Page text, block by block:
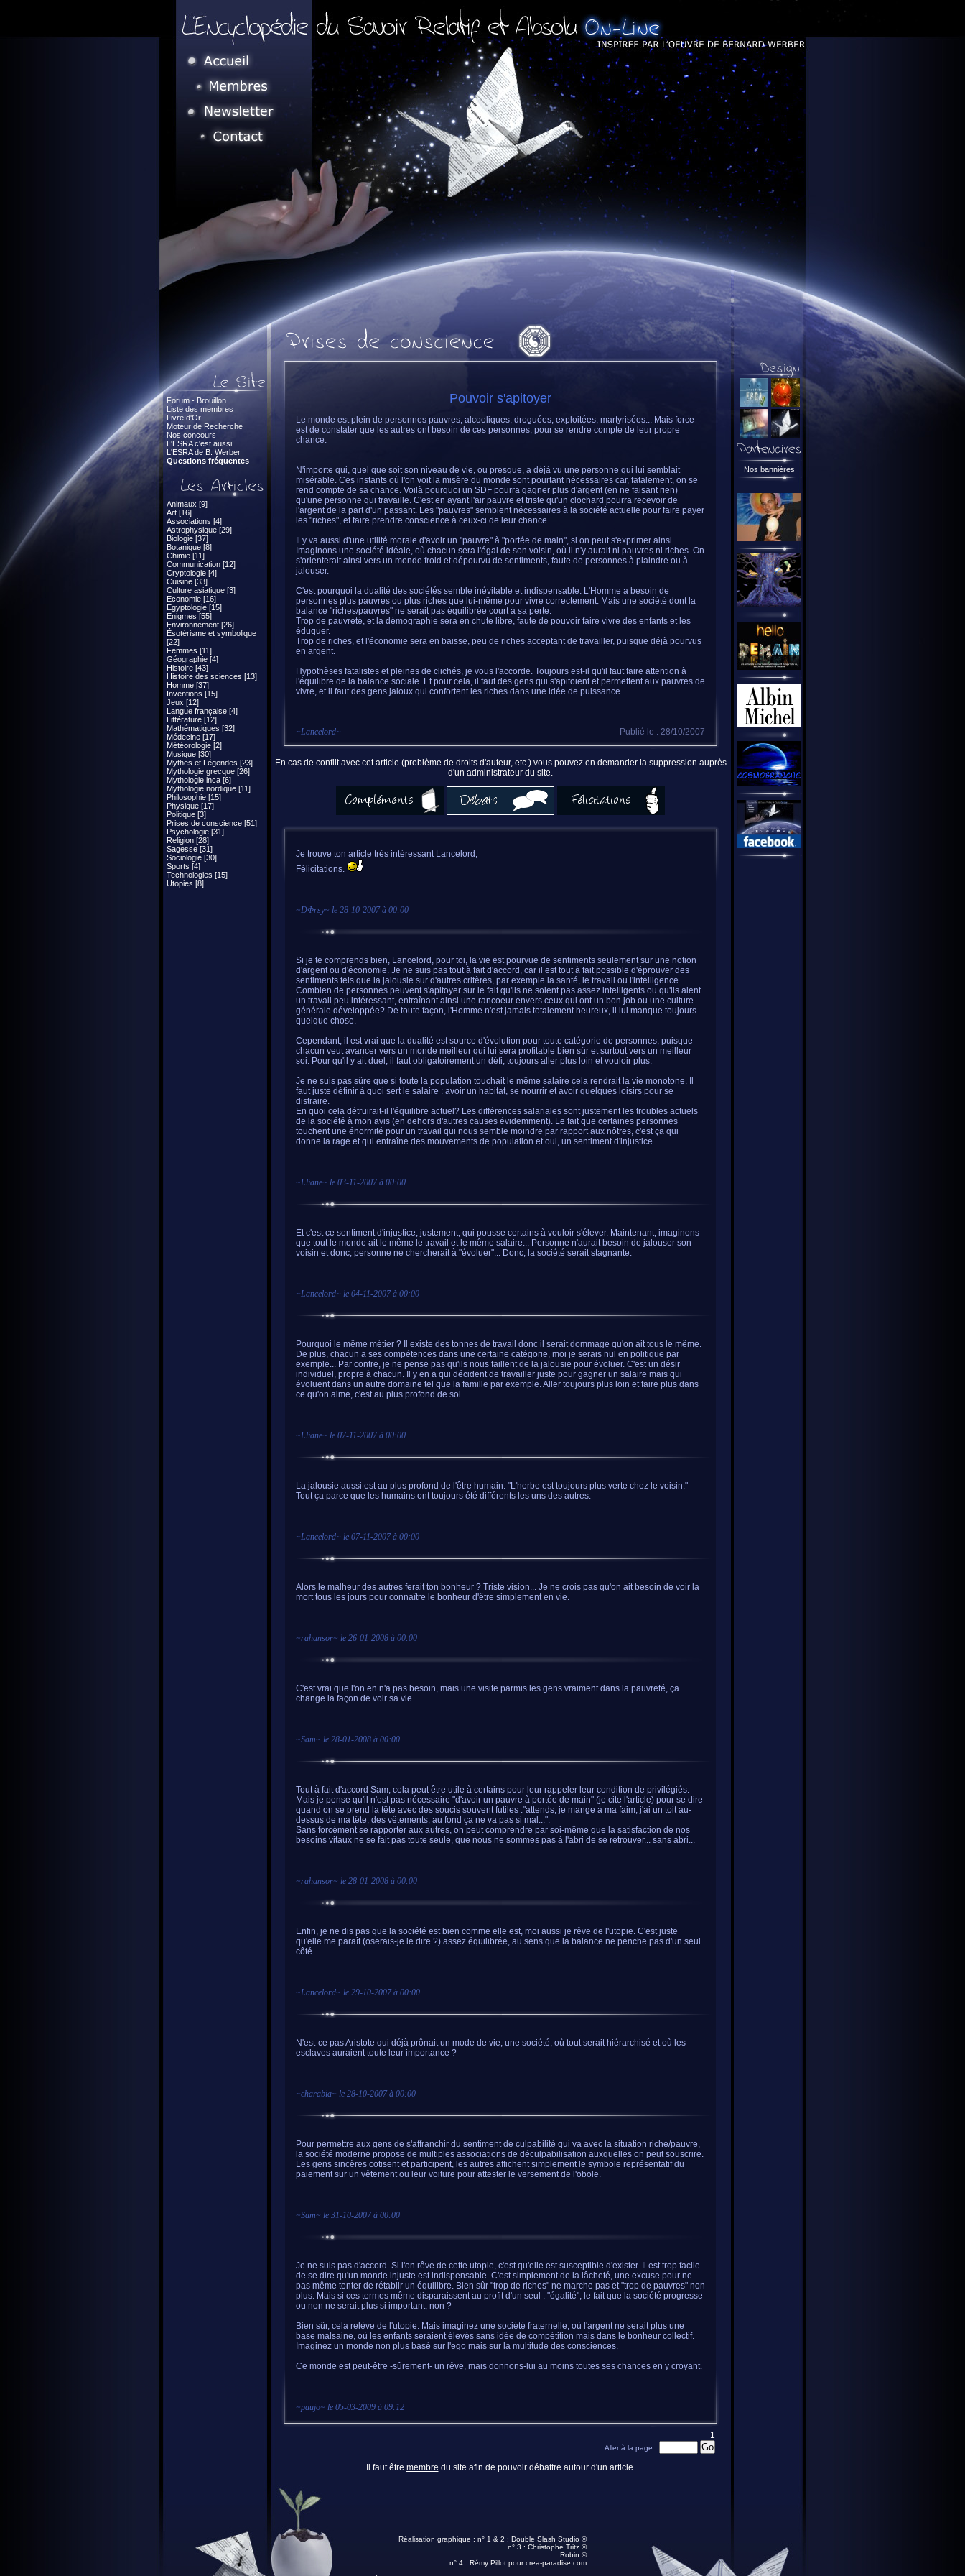
Forum - Brouillon
Liste des membres
Livre d'Or
Moteur de Recherche
Nos concours
L'ESRA c'est aussi...
L'ESRA de B. Werber
Questions fréquentes
Animaux [9]
Art [16]
Associations [4]
Astrophysique [29]
Biologie [37]
Botanique [8]
Chimie [11]
Communication [12]
Cryptologie [4]
Cuisine [33]
Culture asiatique [3]
Economie [16]
Egyptologie [15]
Enigmes [55]
Environnement [26]
Ésotérisme et symbolique
[22]
Femmes [11]
Géographie [4]
Histoire [43]
Histoire des sciences [13]
Homme [37]
Inventions [15]
Jeux [12]
Langue française [4]
Littérature [12]
Mathématiques [32]
Médecine [17]
Météorologie [2]
Musique [30]
Mythes et Légendes [23]
Mythologie grecque [26]
Mythologie inca [6]
Mythologie nordique [11]
Philosophie [15]
Physique [17]
Politique [3]
Prises de conscience [51]
Psychologie [31]
Religion [28]
Sagesse [31]
Sociologie [30]
Sports [4]
Technologies [15]
Utopies [8]
Pouvoir s'apitoyer
Le monde est plein de personnes pauvres, alcooliques, droguées, exploitées, martyrisées... Mais force
est de constater que les autres ont besoin de ces personnes, pour se rendre compte de leur propre
chance.
N'importe qui, quel que soit son niveau de vie, ou presque, a déjà vu une personne qui lui semblait
misérable. Ces instants où l'on voit la misère du monde sont pourtant nécessaires car, fatalement, on se
rend compte de sa chance. Voilà pourquoi un SDF pourra gagner plus d'argent (en ne faisant rien)
qu'une personne qui travaille. C'est en ayant l'air pauvre et triste qu'un clochard pourra recevoir de
l'argent de la part d'un passant. Les "pauvres" semblent nécessaires à la société actuelle pour faire payer
les "riches", et faire prendre conscience à ceux-ci de leur chance.
Il y va aussi d'une utilité morale d'avoir un "pauvre" à "portée de main", si on peut s'exprimer ainsi.
Imaginons une société idéale, où chacun sera l'égal de son voisin, où il n'y aurait ni pauvres ni riches. On
s'orienterait ainsi vers un monde froid et dépourvu de sentiments, faute de personnes à plaindre ou à
jalouser.
C'est pourquoi la dualité des sociétés semble inévitable et indispensable. L'Homme a besoin de
personnes plus pauvres ou plus riches que lui-même pour vivre correctement. Mais une société dont la
balance "riches/pauvres" ne serait pas équilibrée court à sa perte.
Trop de pauvreté, et la démographie sera en chute libre, faute de pouvoir faire vivre des enfants et les
éduquer.
Trop de riches, et l'économie sera en baisse, peu de riches acceptant de travailler, puisque déjà pourvus
en argent.
Hypothèses fatalistes et pleines de clichés, je vous l'accorde. Toujours est-il qu'il faut faire attention à
l'équilibre de la balance sociale. Et pour cela, il faut des gens qui s'apitoient et permettent aux pauvres de
vivre, et il faut des gens jaloux qui confortent les riches dans une idée de puissance.
~Lancelord~ Publié le : 28/10/2007
En cas de conflit avec cet article (problème de droits d'auteur, etc.) vous pouvez en demander la suppression auprès
d'un administrateur du site.
Je trouve ton article très intéressant Lancelord,
Félicitations.
~DΦrsy~ le 28-10-2007 à 00:00
Si je te comprends bien, Lancelord, pour toi, la vie est pourvue de sentiments seulement sur une notion
d'argent ou d'économie. Je ne suis pas tout à fait d'accord, car il est tout à fait possible d'éprouver des
sentiments tels que la jalousie sur d'autres critères, par exemple la santé, le travail ou l'intelligence.
Combien de personnes peuvent s'apitoyer sur le fait qu'ils ne soient pas assez intelligents ou qu'ils aient
un travail peu intéressant, entraînant ainsi une rancoeur envers ceux qui ont un bon job ou une culture
générale développée? De toute façon, l'Homme n'est jamais totalement heureux, il lui manque toujours
quelque chose.
Cependant, il est vrai que la dualité est source d'évolution pour toute catégorie de personnes, puisque
chacun veut avancer vers un monde meilleur qui lui sera profitable bien sûr et surtout vers un meilleur
soi. Pour qu'il y ait duel, il faut obligatoirement un défi, toujours aller plus loin et vouloir plus.
Je ne suis pas sûre que si toute la population touchait le même salaire cela rendrait la vie monotone. Il
faut juste définir à quoi sert le salaire : avoir un habitat, se nourrir et avoir quelques loisirs pour se
distraire.
En quoi cela détruirait-il l'équilibre actuel? Les différences salariales sont justement les troubles actuels
de la société à mon avis (en dehors d'autres causes évidemment). Le fait que certaines personnes
touchent une énormité pour un travail qui nous semble moindre par rapport aux nôtres, c'est ça qui
donne la rage et qui entraîne des mouvements de population et oui, un sentiment d'injustice.
~Lliane~ le 03-11-2007 à 00:00
Et c'est ce sentiment d'injustice, justement, qui pousse certains à vouloir s'élever. Maintenant, imaginons
que tout le monde ait le même le travail et le même salaire... Personne n'aurait besoin de jalouser son
voisin et donc, personne ne chercherait à "évoluer"... Donc, la société serait stagnante.
~Lancelord~ le 04-11-2007 à 00:00
Pourquoi le même métier ? Il existe des tonnes de travail donc il serait dommage qu'on ait tous le même.
De plus, chacun a ses compétences dans une certaine catégorie, moi je serais nul en politique par
exemple... Par contre, je ne pense pas qu'ils nous faillent de la jalousie pour évoluer. C'est un désir
individuel, propre à chacun. Il y en a qui décident de travailler juste pour gagner un salaire mais qui
évoluent dans un autre domaine tel que la famille par exemple. Aller toujours plus loin et faire plus dans
ce qu'on aime, c'est au plus profond de soi.
~Lliane~ le 07-11-2007 à 00:00
La jalousie aussi est au plus profond de l'être humain. "L'herbe est toujours plus verte chez le voisin."
Tout ça parce que les humains ont toujours été différents les uns des autres.
~Lancelord~ le 07-11-2007 à 00:00
Alors le malheur des autres ferait ton bonheur ? Triste vision... Je ne crois pas qu'on ait besoin de voir la
mort tous les jours pour connaître le bonheur d'être simplement en vie.
~rahansor~ le 26-01-2008 à 00:00
C'est vrai que l'on en n'a pas besoin, mais une visite parmis les gens vraiment dans la pauvreté, ça
change la façon de voir sa vie.
~Sam~ le 28-01-2008 à 00:00
Tout à fait d'accord Sam, cela peut être utile à certains pour leur rappeler leur condition de privilégiés.
Mais je pense qu'il n'est pas nécessaire "d'avoir un pauvre à portée de main" (je cite l'article) pour se dire
quand on se prend la tête avec des soucis souvent futiles :"attends, je mange à ma faim, j'ai un toit au-
dessus de ma tête, des vêtements, au fond ça ne va pas si mal...".
Sans forcément se rapporter aux autres, on peut comprendre par soi-même que la satisfaction de nos
besoins vitaux ne se fait pas toute seule, que nous ne sommes pas à l'abri de se retrouver... sans abri...
~rahansor~ le 28-01-2008 à 00:00
Enfin, je ne dis pas que la société est bien comme elle est, moi aussi je rêve de l'utopie. C'est juste
qu'elle me paraît (oserais-je le dire ?) assez équilibrée, au sens que la balance ne penche pas d'un seul
côté.
~Lancelord~ le 29-10-2007 à 00:00
N'est-ce pas Aristote qui déjà prônait un mode de vie, une société, où tout serait hiérarchisé et où les
esclaves auraient toute leur importance ?
~charabia~ le 28-10-2007 à 00:00
Pour permettre aux gens de s'affranchir du sentiment de culpabilité qui va avec la situation riche/pauvre,
la société moderne propose de multiples associations de déculpabilisation auxquelles on peut souscrire.
Les gens sincères cotisent et participent, les autres affichent simplement le symbole représentatif du
paiement sur un vêtement ou leur voiture pour attester le versement de l'obole.
~Sam~ le 31-10-2007 à 00:00
Je ne suis pas d'accord. Si l'on rêve de cette utopie, c'est qu'elle est susceptible d'exister. Il est trop facile
de se dire qu'un monde injuste est indispensable. C'est simplement de la lâcheté, une excuse pour ne
pas même tenter de rétablir un équilibre. Bien sûr "trop de riches" ne marche pas et "trop de pauvres" non
plus. Mais si ces termes même disparaissent au profit d'un seul : "égalité", le fait que la société progresse
ou non ne serait plus si important, non ?
Bien sûr, cela relève de l'utopie. Mais imaginez une société fraternelle, où l'argent ne serait plus une
base malsaine, où les enfants seraient élevés sans idée de compétition mais dans le bonheur collectif.
Imaginez un monde non plus basé sur l'ego mais sur la multitude des consciences.
Ce monde est peut-être -sûrement- un rêve, mais donnons-lui au moins toutes ses chances en y croyant.
~paujo~ le 05-03-2009 à 09:12
1
Aller à la page :
Il faut être membre du site afin de pouvoir débattre autour d'un article.
Nos bannières
Réalisation graphique : n° 1 & 2 : Double Slash Studio ©
n° 3 : Christophe Tritz ©
Robin ©
n° 4 : Rémy Pillot pour crea-paradise.com